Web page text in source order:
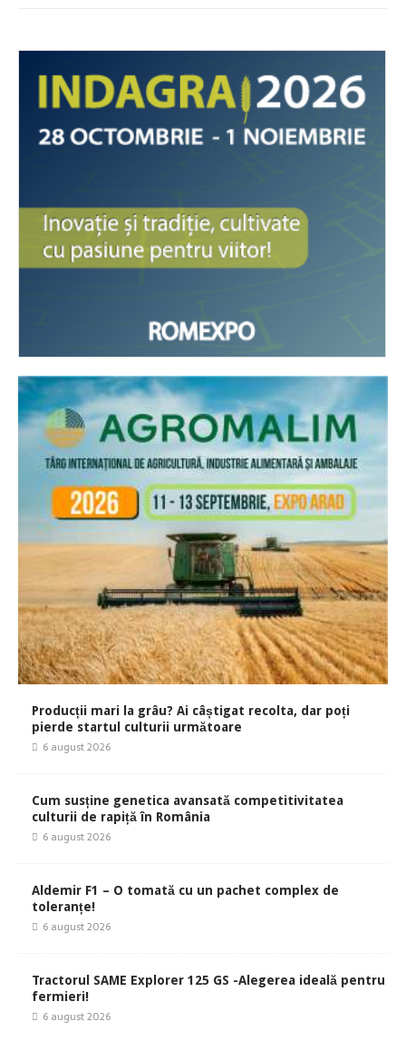
Producții mari la grâu? Ai câștigat recolta, dar poți
pierde startul culturii următoare
6 august 2026
Cum susține genetica avansată competitivitatea
culturii de rapiță în România
6 august 2026
Aldemir F1 – O tomată cu un pachet complex de
toleranțe!
6 august 2026
Tractorul SAME Explorer 125 GS -Alegerea ideală pentru
fermieri!
6 august 2026